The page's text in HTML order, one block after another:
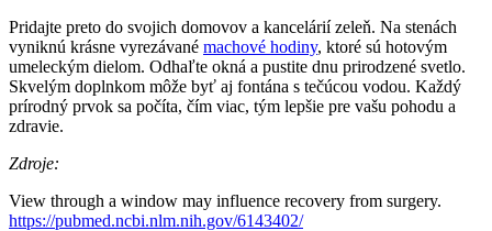
Pridajte preto do svojich domovov a kancelárií zeleň. Na stenách
vyniknú krásne vyrezávané machové hodiny, ktoré sú hotovým
umeleckým dielom. Odhaľte okná a pustite dnu prirodzené svetlo.
Skvelým doplnkom môže byť aj fontána s tečúcou vodou. Každý
prírodný prvok sa počíta, čím viac, tým lepšie pre vašu pohodu a
zdravie.
Zdroje:
View through a window may influence recovery from surgery.
https://pubmed.ncbi.nlm.nih.gov/6143402/